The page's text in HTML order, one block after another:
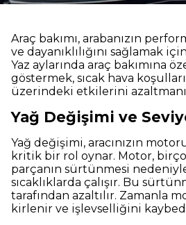
Araç bakımı, arabanızın
ve dayanıklılığını sağlamak
Yaz aylarında araç bakımına
göstermek, sıcak hava
üzerindeki etkilerini
Yağ Değişimi ve
Yağ değişimi, aracınızın
kritik bir rol oynar. Motor,
parçanın sürtünmesi
sıcaklıklarda çalışır. Bu
tarafından azaltılır. Zamanla
kirlenir ve işlevselliğini